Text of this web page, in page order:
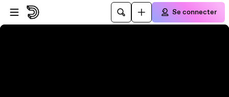
Passer au player
Passer au contenu principal
Se connecter